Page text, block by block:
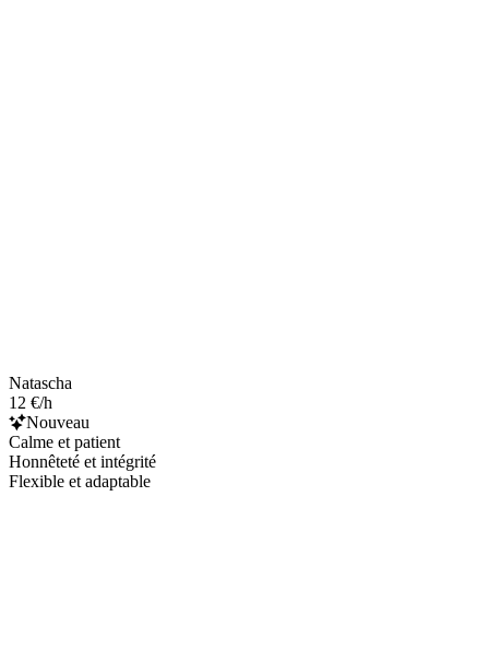
Natascha
12 €/h
Nouveau
Calme et patient
Honnêteté et intégrité
Flexible et adaptable